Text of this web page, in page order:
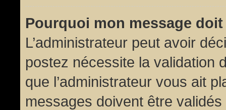
Pourquoi mon message
L’administrateur peut avoir
postez nécessite la validation
que l’administrateur vous ait
messages doivent être